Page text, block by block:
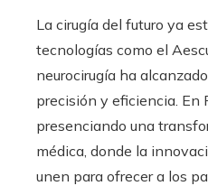
La cirugía del futuro ya
tecnologías como el
neurocirugía ha
precisión y eficiencia. En
presenciando una
médica, donde la
unen para ofrecer a los